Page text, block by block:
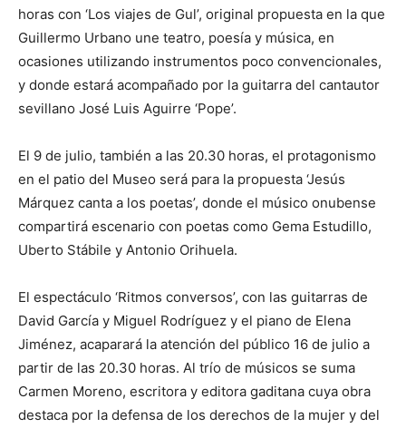
horas con ‘Los viajes de Gul’, original propuesta en la que
Guillermo Urbano une teatro, poesía y música, en
ocasiones utilizando instrumentos poco convencionales,
y donde estará acompañado por la guitarra del cantautor
sevillano José Luis Aguirre ‘Pope’.
El 9 de julio, también a las 20.30 horas, el protagonismo
en el patio del Museo será para la propuesta ‘Jesús
Márquez canta a los poetas’, donde el músico onubense
compartirá escenario con poetas como Gema Estudillo,
Uberto Stábile y Antonio Orihuela.
El espectáculo ‘Ritmos conversos’, con las guitarras de
David García y Miguel Rodríguez y el piano de Elena
Jiménez, acaparará la atención del público 16 de julio a
partir de las 20.30 horas. Al trío de músicos se suma
Carmen Moreno, escritora y editora gaditana cuya obra
destaca por la defensa de los derechos de la mujer y del